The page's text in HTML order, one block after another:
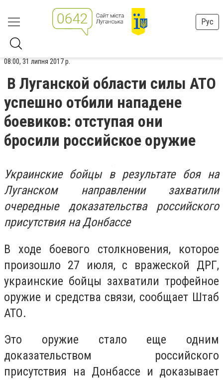
Рус
08:00, 31 липня 2017 р.
В Луганской области силы АТО
успешно отбили нападене
боевиков: отступая они
бросили российское оружие
Украинские бойцы в результате боя на
Луганском направлении захватили
очередные доказательства российского
присутствия на Донбассе
В ходе боевого столкновения, которое
произошло 27 июля, с вражеской ДРГ,
украинские бойцы захватили трофейное
оружие и средства связи, сообщает Штаб
АТО.
Это оружие стало еще одним
доказательством российского
присутствия на Донбассе и доказывает